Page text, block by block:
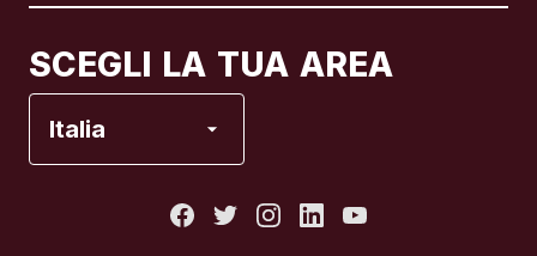
SCEGLI LA TUA AREA
Italia